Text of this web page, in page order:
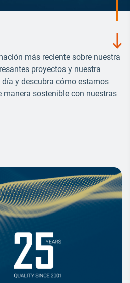
más reciente sobre nuestra
proyectos y nuestra
y descubra cómo estamos
sostenible con nuestras